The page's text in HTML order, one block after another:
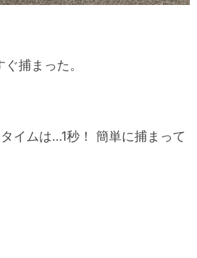
ぐ捕まった。
イムは…1秒！ 簡単に捕まって